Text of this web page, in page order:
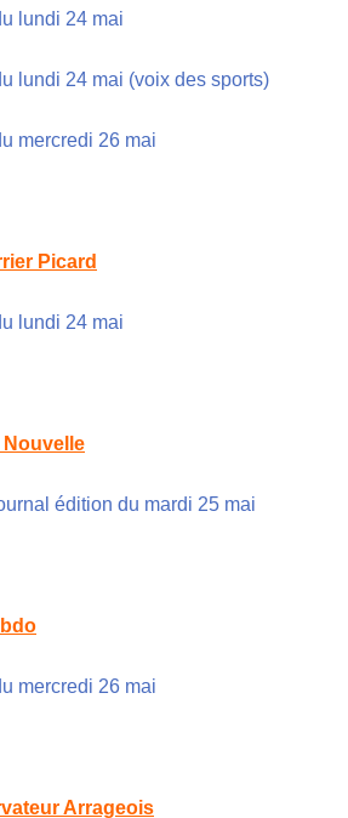
lundi 24 mai
lundi 24 mai (voix des sports)
mercredi 26 mai
Picard
lundi 24 mai
Nouvelle
édition du mardi 25 mai
mercredi 26 mai
Arrageois